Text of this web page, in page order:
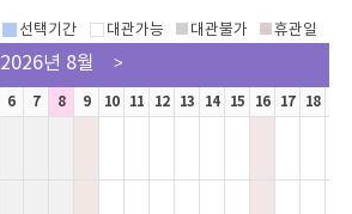
선택기간 대관가능 대관불가 휴관일
2026년 8월 >
6 7 8 9 10 11 12 13 14 15 16 17 18